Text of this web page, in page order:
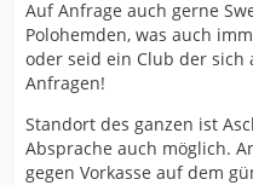
Auf Anfrage auch gerne
Polohemden, was auch
oder seid ein Club der sich
Anfragen!
Standort des ganzen ist
Absprache auch möglich.
gegen Vorkasse auf dem